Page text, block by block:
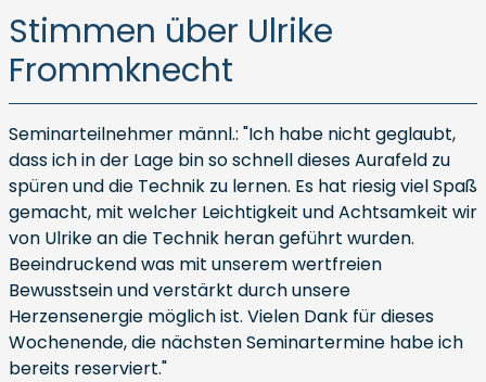
Stimmen über Ulrike
Frommknecht
Seminarteilnehmer männl.: "Ich habe nicht geglaubt,
dass ich in der Lage bin so schnell dieses Aurafeld zu
spüren und die Technik zu lernen. Es hat riesig viel Spaß
gemacht, mit welcher Leichtigkeit und Achtsamkeit wir
von Ulrike an die Technik heran geführt wurden.
Beeindruckend was mit unserem wertfreien
Bewusstsein und verstärkt durch unsere
Herzensenergie möglich ist. Vielen Dank für dieses
Wochenende, die nächsten Seminartermine habe ich
bereits reserviert."